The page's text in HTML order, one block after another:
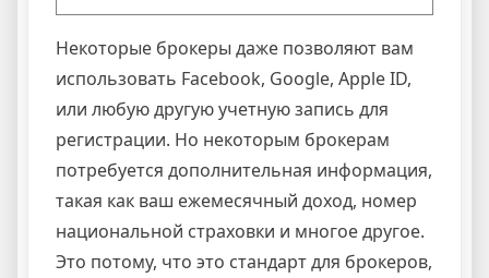
Некоторые брокеры даже позволяют вам
использовать Facebook, Google, Apple ID,
или любую другую учетную запись для
регистрации. Но некоторым брокерам
потребуется дополнительная информация,
такая как ваш ежемесячный доход, номер
национальной страховки и многое другое.
Это потому, что это стандарт для брокеров,